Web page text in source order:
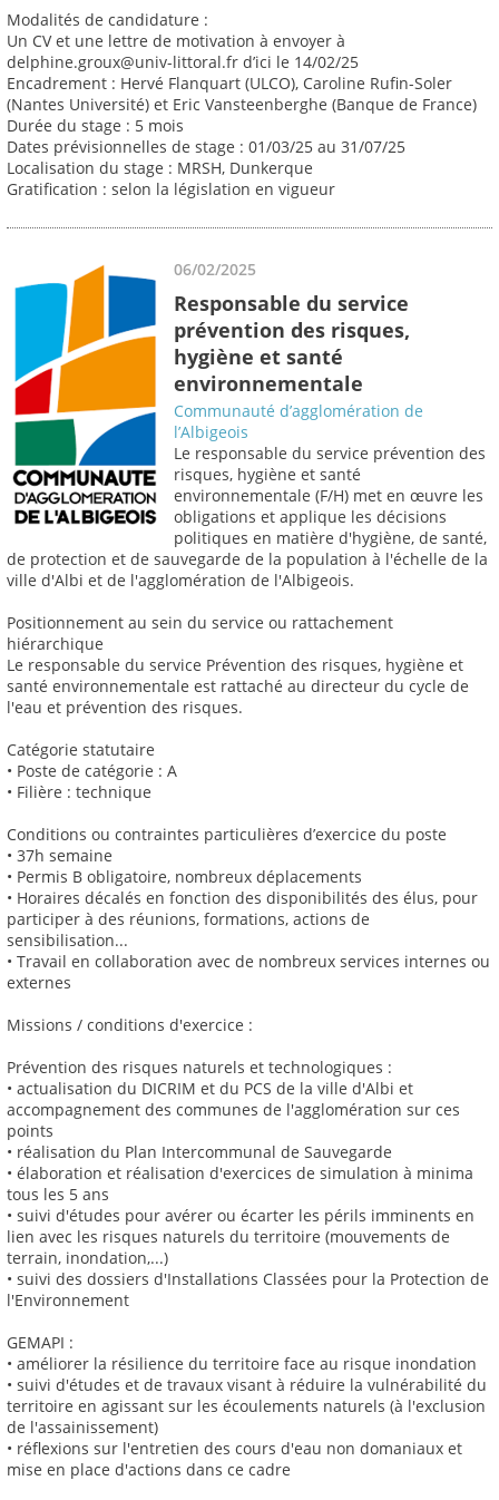
Modalités de candidature :
Un CV et une lettre de motivation à envoyer à
delphine.groux@univ-littoral.fr d’ici le 14/02/25
Encadrement : Hervé Flanquart (ULCO), Caroline Rufin-Soler
(Nantes Université) et Eric Vansteenberghe (Banque de France)
Durée du stage : 5 mois
Dates prévisionnelles de stage : 01/03/25 au 31/07/25
Localisation du stage : MRSH, Dunkerque
Gratification : selon la législation en vigueur
06/02/2025
Responsable du service
prévention des risques,
hygiène et santé
environnementale
Communauté d’agglomération de
l’Albigeois
Le responsable du service prévention des
risques, hygiène et santé
environnementale (F/H) met en œuvre les
obligations et applique les décisions
politiques en matière d'hygiène, de santé,
de protection et de sauvegarde de la population à l'échelle de la
ville d'Albi et de l'agglomération de l'Albigeois.
Positionnement au sein du service ou rattachement
hiérarchique
Le responsable du service Prévention des risques, hygiène et
santé environnementale est rattaché au directeur du cycle de
l'eau et prévention des risques.
Catégorie statutaire
• Poste de catégorie : A
• Filière : technique
Conditions ou contraintes particulières d’exercice du poste
• 37h semaine
• Permis B obligatoire, nombreux déplacements
• Horaires décalés en fonction des disponibilités des élus, pour
participer à des réunions, formations, actions de
sensibilisation...
• Travail en collaboration avec de nombreux services internes ou
externes
Missions / conditions d'exercice :
Prévention des risques naturels et technologiques :
• actualisation du DICRIM et du PCS de la ville d'Albi et
accompagnement des communes de l'agglomération sur ces
points
• réalisation du Plan Intercommunal de Sauvegarde
• élaboration et réalisation d'exercices de simulation à minima
tous les 5 ans
• suivi d'études pour avérer ou écarter les périls imminents en
lien avec les risques naturels du territoire (mouvements de
terrain, inondation,...)
• suivi des dossiers d'Installations Classées pour la Protection de
l'Environnement
GEMAPI :
• améliorer la résilience du territoire face au risque inondation
• suivi d'études et de travaux visant à réduire la vulnérabilité du
territoire en agissant sur les écoulements naturels (à l'exclusion
de l'assainissement)
• réflexions sur l'entretien des cours d'eau non domaniaux et
mise en place d'actions dans ce cadre